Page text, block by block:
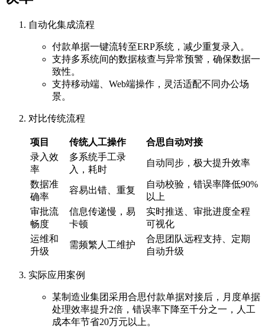
自动化集成流程
付款单据一键流转至ERP系统，减少重复录入。
支持多系统间的数据核查与异常预警，确保数据一
致性。
支持移动端、Web端操作，灵活适配不同办公场
景。
对比传统流程
项目 传统人工操作
合思自动对接
录入效
率
多系统手工录
入，耗时
自动同步，极大提升效率
数据准
确率
容易出错、重复
自动校验，错误率降低90%
以上
审批流
畅度
信息传递慢，易
卡顿
实时推送、审批进度全程
可视化
运维和
升级
需频繁人工维护
合思团队远程支持、定期
自动升级
实际应用案例
某制造业集团采用合思付款单据对接后，月度单据
处理效率提升2倍，错误率下降至千分之一，人工
成本年节省20万元以上。